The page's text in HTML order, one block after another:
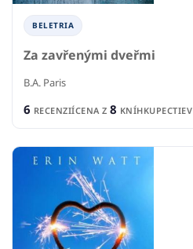
BELETRIA
Za zavřenými dveřmi
B.A. Paris
6 RECENZIÍCENA Z 8 KNÍHKUPECTIEV